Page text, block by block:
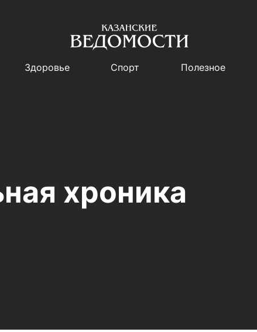
Здоровье Спорт Полезное
хроника